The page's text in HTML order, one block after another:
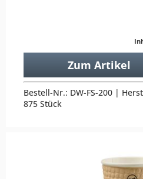
Zum Artikel
Bestell-Nr.: DW-FS-200 |
875 Stück